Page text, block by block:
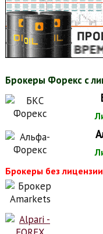
Брокеры Форекс с
Брокеры без